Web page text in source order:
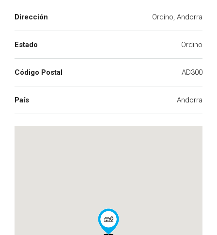
Dirección Ordino, Andorra
Estado Ordino
Código Postal AD300
País Andorra